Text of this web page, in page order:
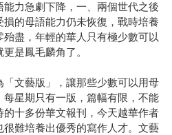
力急劇下降，一、兩個世代之後
的母語能力仍未恢復，戰時培養
盡，年輕的華人只有極少數可以
是鳳毛麟角了。
「文藝版」，讓那些少數可以用母
星期只有一版，篇幅有限，不能
十多份華文報刊，今天越華作者
難培養出優秀的寫作人才。文藝